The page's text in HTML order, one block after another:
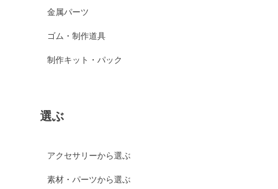
金属パーツ
ゴム・制作道具
制作キット・パック
選ぶ
アクセサリーから選ぶ
素材・パーツから選ぶ